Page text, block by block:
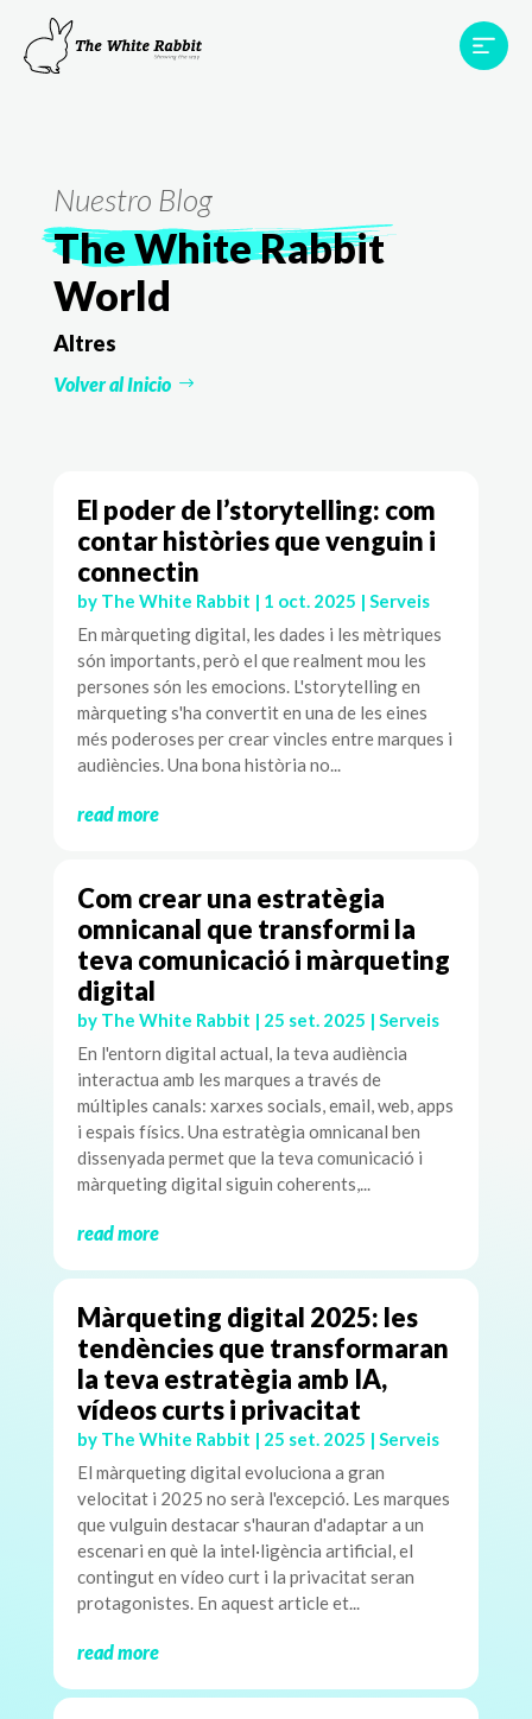
Projectes
Nuestro Blog
The White Rabbit
World
Altres
Volver al Inicio
El poder de l’storytelling: com
contar històries que venguin i
connectin
by The White Rabbit | 1 oct. 2025 | Serveis
En màrqueting digital, les dades i les mètriques
són importants, però el que realment mou les
persones són les emocions. L'storytelling en
màrqueting s'ha convertit en una de les eines
més poderoses per crear vincles entre marques i
audiències. Una bona història no...
read more
Com crear una estratègia
omnicanal que transformi la
teva comunicació i màrqueting
digital
by The White Rabbit | 25 set. 2025 | Serveis
En l'entorn digital actual, la teva audiència
interactua amb les marques a través de
múltiples canals: xarxes socials, email, web, apps
i espais físics. Una estratègia omnicanal ben
dissenyada permet que la teva comunicació i
màrqueting digital siguin coherents,...
read more
Màrqueting digital 2025: les
tendències que transformaran
la teva estratègia amb IA,
vídeos curts i privacitat
by The White Rabbit | 25 set. 2025 | Serveis
El màrqueting digital evoluciona a gran
velocitat i 2025 no serà l'excepció. Les marques
que vulguin destacar s'hauran d'adaptar a un
escenari en què la intel·ligència artificial, el
contingut en vídeo curt i la privacitat seran
protagonistes. En aquest article et...
read more